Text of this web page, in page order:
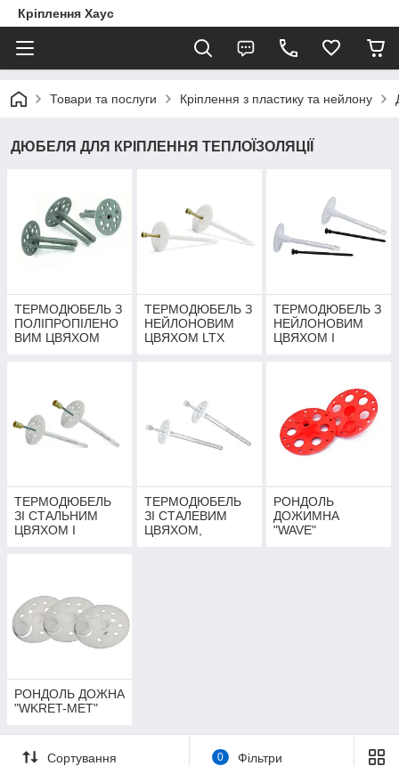
Кріплення Хаус
Товари та послуги Кріплення з пластику та нейлону
ДЮБЕЛЯ ДЛЯ КРІПЛЕННЯ ТЕПЛОЇЗОЛЯЦІЇ
ТЕРМОДЮБЕЛЬ З
ПОЛІПРОПІЛЕНО
ВИМ ЦВЯХОМ
ТЕРМОДЮБЕЛЬ З
НЕЙЛОНОВИМ
ЦВЯХОМ LTX
ТЕРМОДЮБЕЛЬ З
НЕЙЛОНОВИМ
ЦВЯХОМ І
"WKRET-MET"
ТЕРМОДЮБЕЛЬ
ЗІ СТАЛЬНИМ
ЦВЯХОМ І
ТЕРМОДЮБЕЛЬ
ЗІ СТАЛЕВИМ
ЦВЯХОМ,
РОНДОЛЬ
ДОЖИМНА
"WAVE"
РОНДОЛЬ ДОЖНА
"WKRET-MET"
Сортування 0 Фільтри